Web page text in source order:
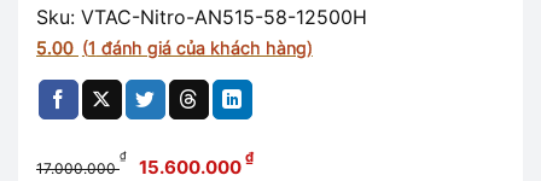
Sku: VTAC-Nitro-AN515-58-12500H
5.00 (1 đánh giá của khách hàng)
17.000.000
₫
Giá
15.600.000 ₫Giá